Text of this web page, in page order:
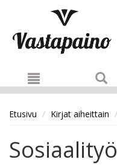
Etusivu Kirjat aiheittain
Sosiaalityö